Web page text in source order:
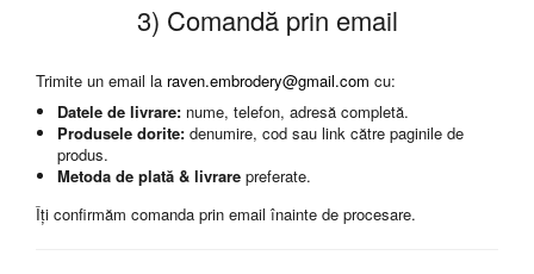
TokyoGhoul
Colectii Non-Anime
LeagueOfLegends
Rick and Morty
3) Comandă prin email
Trimite un email la raven.embrodery@gmail.com cu:
Datele de livrare: nume, telefon, adresă completă.
Produsele dorite: denumire, cod sau link către paginile de
produs.
Metoda de plată & livrare preferate.
Îți confirmăm comanda prin email înainte de procesare.